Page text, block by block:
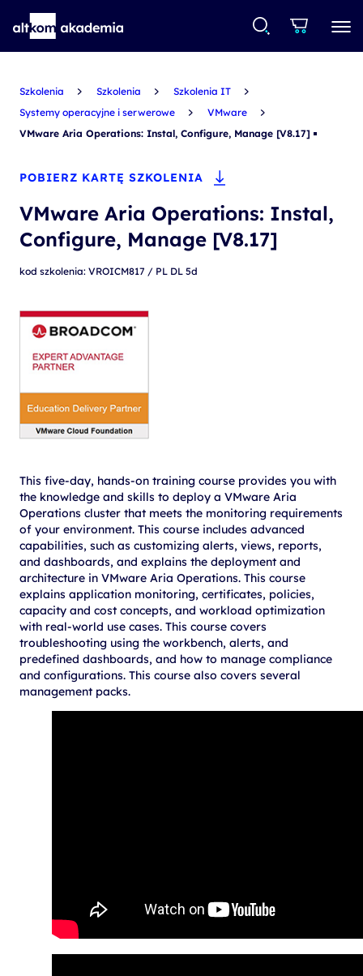
Szkolenia Szkolenia
Szkolenia IT
Systemy operacyjne i serwerowe
VMware
VMware Aria Operations: Instal, Configure, Manage [V8.17]
POBIERZ KARTĘ SZKOLENIA
VMware Aria Operations: Instal,
Configure, Manage [V8.17]
kod szkolenia: VROICM817 / PL DL 5d
This five-day, hands-on training course provides you with
the knowledge and skills to deploy a VMware Aria
Operations cluster that meets the monitoring requirements
of your environment. This course includes advanced
capabilities, such as customizing alerts, views, reports,
and dashboards, and explains the deployment and
architecture in VMware Aria Operations. This course
explains application monitoring, certificates, policies,
capacity and cost concepts, and workload optimization
with real-world use cases. This course covers
troubleshooting using the workbench, alerts, and
predefined dashboards, and how to manage compliance
and configurations. This course also covers several
management packs.